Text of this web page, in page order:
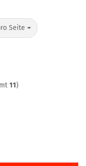
Seite
11)